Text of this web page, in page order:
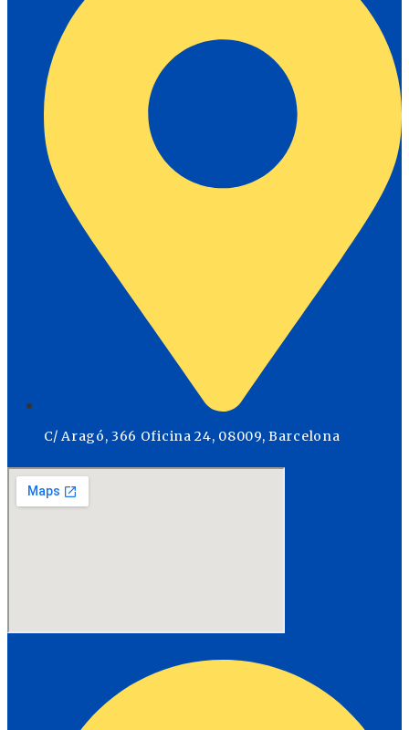
C/ Aragó, 366 Oficina 24, 08009, Barcelona